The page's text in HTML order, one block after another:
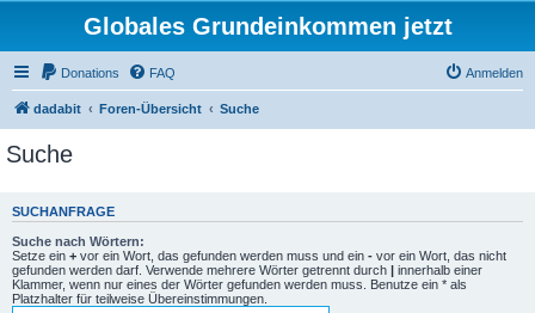
Globales Grundeinkommen jetzt
Donations FAQ Anmelden
dadabit Foren-Übersicht Suche
Suche
SUCHANFRAGE
Suche nach Wörtern:
Setze ein + vor ein Wort, das gefunden werden muss und ein - vor ein Wort, das nicht
gefunden werden darf. Verwende mehrere Wörter getrennt durch | innerhalb einer
Klammer, wenn nur eines der Wörter gefunden werden muss. Benutze ein * als
Platzhalter für teilweise Übereinstimmungen.